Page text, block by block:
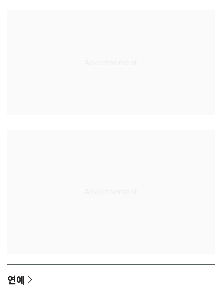
연예